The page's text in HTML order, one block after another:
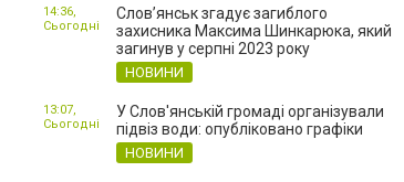
Слов’янськ згадує загиблого
захисника Максима Шинкарюка, який
загинув у серпні 2023 року
НОВИНИ
14:36,
Сьогодні
У Слов'янській громаді організували
підвіз води: опубліковано графіки
НОВИНИ
13:07,
Сьогодні